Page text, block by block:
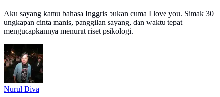
Aku sayang kamu bahasa Inggris bukan cuma I love you. Simak 30
ungkapan cinta manis, panggilan sayang, dan waktu tepat
mengucapkannya menurut riset psikologi.
Nurul Diva